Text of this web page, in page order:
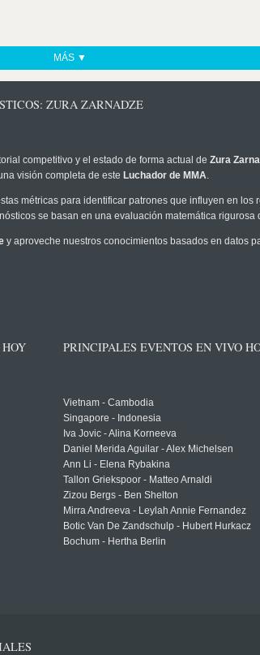
MÁS ▼
ZURA ZARNADZE
competitivo y el estado de forma actual de Zura
visión completa de este Luchador de MMA.
métricas para identificar patrones que influyen en
se basan en una evaluación matemática
y aproveche nuestros conocimientos basados en datos
PRINCIPALES EVENTOS EN VIVO
Vietnam - Cambodia
Singapore - Indonesia
Iva Jovic - Alina Korneeva
Daniel Merida Aguilar - Alex Michelsen
Ann Li - Elena Rybakina
Tallon Griekspoor - Matteo Arnaldi
Zizou Bergs - Ben Shelton
Mirra Andreeva - Leylah Annie Fernandez
Botic Van De Zandschulp - Hubert Hurkacz
Bochum - Hertha Berlin